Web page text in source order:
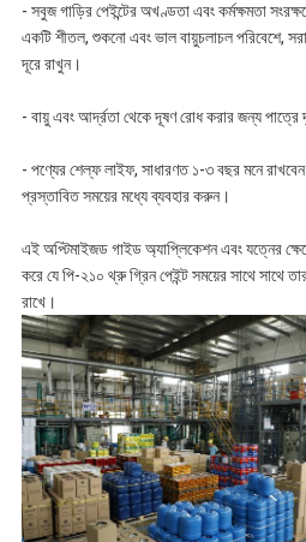
- সবুজ গাড়ির পেইন্টের অখণ্ডতা এবং কর্মক্ষমতা
একটি শীতল, শুকনো এবং ভাল বায়ুচলাচল পরিবেশে,
দূরে রাখুন।
- বায়ু এবং আর্দ্রতা থেকে দূষণ রোধ করার জন্য পাত্রে
- পণ্যের শেল্ফ লাইফ, সাধারণত ১-৩ বছর মনে
প্রস্তাবিত সময়ের মধ্যে ব্যবহার করুন।
এই অপ্টিমাইজড গাইড অ্যাপ্লিকেশন এবং যত্নের
করে যে পি-২১০ থ্রু গ্রিন পেইন্ট সময়ের সাথে সাথে
রাখে।